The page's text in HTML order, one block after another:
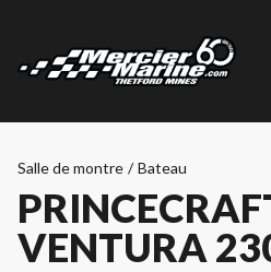
Salle de montre / Bateau
VENTURA